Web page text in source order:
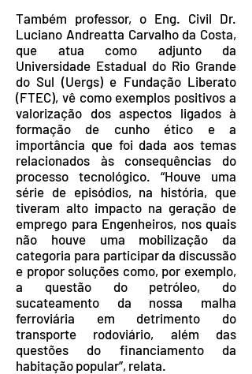
Também professor, o Eng. Civil Dr.
Luciano Andreatta Carvalho da Costa,
que atua como adjunto da
Universidade Estadual do Rio Grande
do Sul (Uergs) e Fundação Liberato
(FTEC), vê como exemplos positivos a
valorização dos aspectos ligados à
formação de cunho ético e a
importância que foi dada aos temas
relacionados às consequências do
processo tecnológico. “Houve uma
série de episódios, na história, que
tiveram alto impacto na geração de
emprego para Engenheiros, nos quais
não houve uma mobilização da
categoria para participar da discussão
e propor soluções como, por exemplo,
a questão do petróleo, do
sucateamento da nossa malha
ferroviária em detrimento do
transporte rodoviário, além das
questões do financiamento da
habitação popular”, relata.